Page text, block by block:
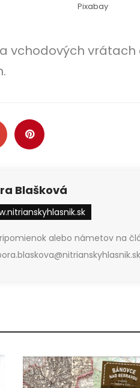
Pixabay
vchodových
Blašková
alebo námetov na